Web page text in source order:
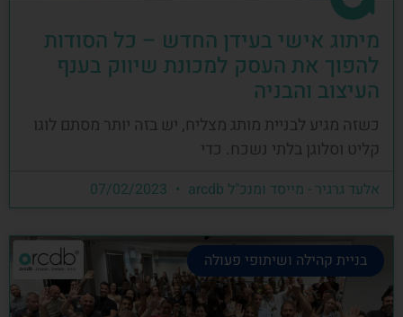
מיתוג אישי בעידן החדש – כל הסודות
להפוך את העסק למכונת שיווק בענף
העיצוב והבניה
כשזה מגיע לבניית מותג מצליח, יש בזה יותר מסתם לוגו
קליט וסלוגן בלתי נשכח. כדי
אלעד גרגיר - מייסד ומנכ"ל arcdb
בניית קהילה ושיתופי פעולה